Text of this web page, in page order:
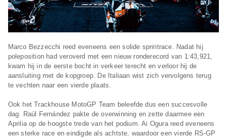
Marco Bezzecchi reed eveneens een solide sprintrace. Nadat hij
poleposition had veroverd met een nieuw ronderecord van 1:43,921,
kwam hij in de eerste bocht in verkeer terecht en verloor hij de
aansluiting met de kopgroep. De Italiaan wist zich vervolgens terug
te vechten naar een vierde plaats.
Ook het Trackhouse MotoGP Team beleefde dus een succesvolle
dag. Raúl Fernández pakte de overwinning en zette daarmee een
Aprilia op de hoogste trede van het podium. Ai Ogura reed eveneens
een sterke race en eindigde als achtste, waardoor een vierde RS-GP